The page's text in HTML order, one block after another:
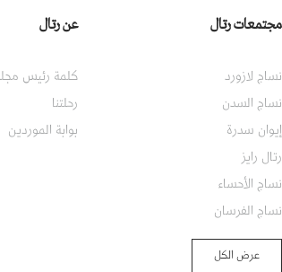
مجتمعات رتال
نساج لازورد
نساج السدن
إيوان سدرة
رتال رايز
نساج الأحساء
نساج الفرسان
عرض الكل
عن رتال
كلمة رئيس
رحلتنا
بوابة الموردين